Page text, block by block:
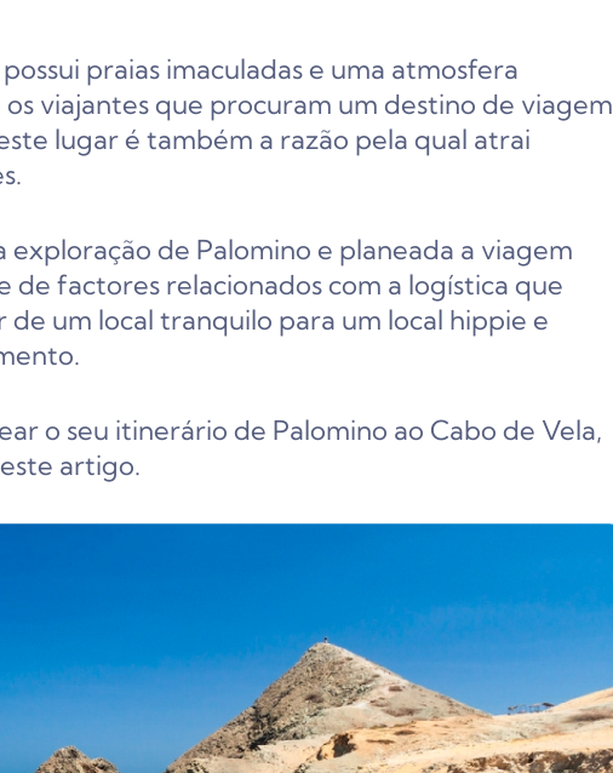
praias imaculadas e uma atmosfera
viajantes que procuram um destino de viagem
lugar é também a razão pela qual atrai
de Palomino e planeada a viagem
de factores relacionados com a logística que
um local tranquilo para um local hippie e
o seu itinerário de Palomino ao Cabo de Vela,
artigo.